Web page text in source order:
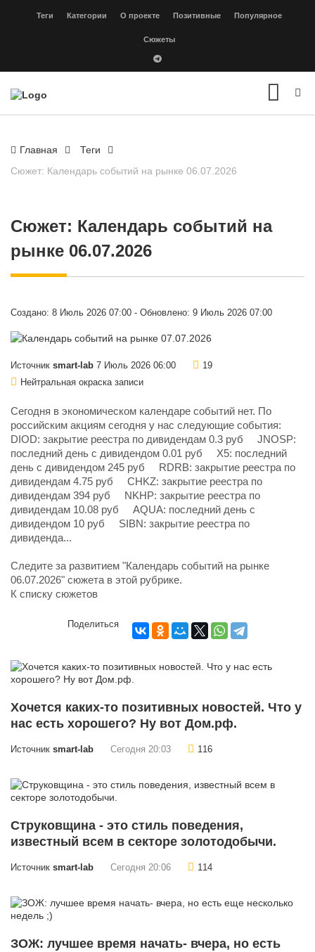
Теги Категории О проекте Позитивные Популярное
Сюжеты
Главная
Теги
Сюжет: Календарь событий на рынке 06.07.2026
Сюжет: Календарь событий на
рынке 06.07.2026
Создано: 8 Июль 2026 07:00 - Обновлено: 9 Июль 2026 07:00
Источник smart-lab 7 Июль 2026 06:00
19
Нейтральная окраска записи
Сегодня в экономическом календаре событий нет. По
российским акциям сегодня у нас следующие события:
DIOD: закрытие реестра по дивидендам 0.3 руб JNOSP:
последний день с дивидендом 0.01 руб X5: последний
день с дивидендом 245 руб RDRB: закрытие реестра по
дивидендам 4.75 руб CHKZ: закрытие реестра по
дивидендам 394 руб NKHP: закрытие реестра по
дивидендам 10.08 руб AQUA: последний день с
дивидендом 10 руб SIBN: закрытие реестра по
дивиденда...
Следите за развитием "Календарь событий на рынке
06.07.2026" сюжета в этой рубрике.
К списку сюжетов
Поделиться
Хочется каких-то позитивных новостей. Что у
нас есть хорошего? Ну вот Дом.рф.
Источник smart-lab Сегодня 20:03 116
Струковщина - это стиль поведения,
известный всем в секторе золотодобычи.
Источник smart-lab Сегодня 20:06 114
ЗОЖ: лучшее время начать- вчера, но есть